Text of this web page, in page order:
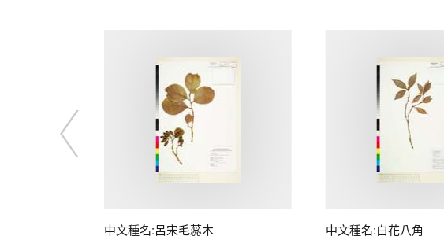
中文種名:呂宋毛蕊木 中文種名:白花八角